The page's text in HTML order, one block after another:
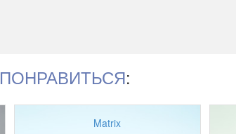
ПОНРАВИТЬСЯ:
Matrix